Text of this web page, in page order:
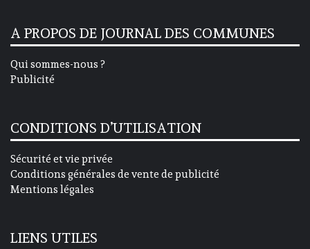
A PROPOS DE JOURNAL DES COMMUNES
Qui sommes-nous ?
Publicité
CONDITIONS D’UTILISATION
Sécurité et vie privée
Conditions générales de vente de publicité
Mentions légales
LIENS UTILES